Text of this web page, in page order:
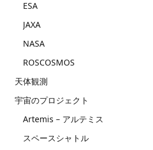
ESA
JAXA
NASA
ROSCOSMOS
天体観測
宇宙のプロジェクト
Artemis – アルテミス
スペースシャトル